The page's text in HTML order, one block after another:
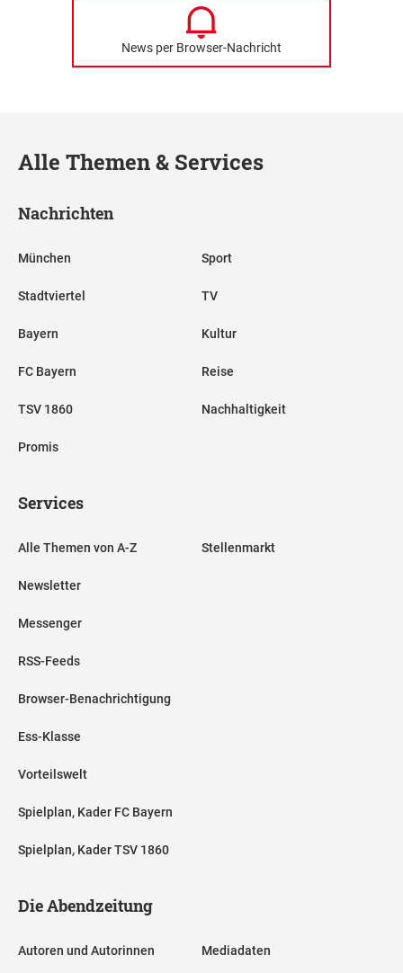
News per Browser-Nachricht
Alle Themen & Services
Nachrichten
München
Stadtviertel
Bayern
FC Bayern
TSV 1860
Promis
Sport
TV
Kultur
Reise
Nachhaltigkeit
Services
Alle Themen von A-Z
Newsletter
Messenger
RSS-Feeds
Browser-Benachrichtigung
Ess-Klasse
Vorteilswelt
Spielplan, Kader FC Bayern
Spielplan, Kader TSV 1860
Stellenmarkt
Die Abendzeitung
Autoren und Autorinnen Mediadaten